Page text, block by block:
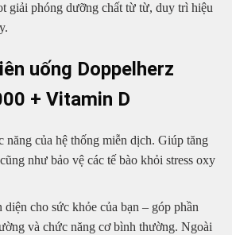
giải phóng dưỡng chất từ từ, duy trì hiệu
uống Doppelherz
+ Vitamin D
năng của hệ thống miễn dịch. Giúp tăng
như bảo vệ các tế bào khỏi stress oxy
cho sức khỏe của bạn – góp phần
và chức năng cơ bình thường. Ngoài